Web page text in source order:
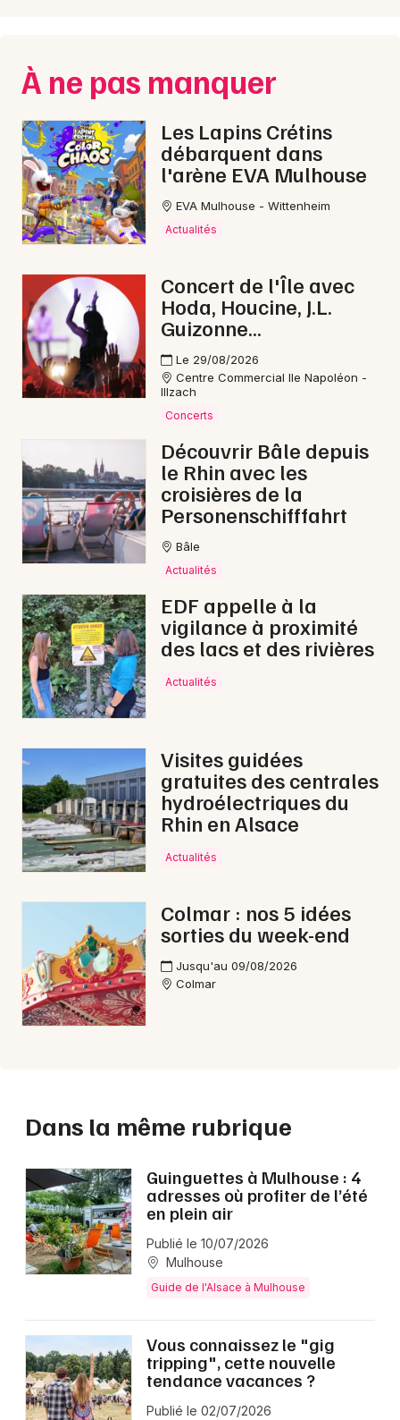
À ne pas manquer
Les Lapins Crétins
débarquent dans
l'arène EVA Mulhouse
EVA Mulhouse - Wittenheim
Actualités
Concert de l'Île avec
Hoda, Houcine, J.L.
Guizonne...
Le 29/08/2026
Centre Commercial Ile Napoléon -
Illzach
Concerts
Découvrir Bâle depuis
le Rhin avec les
croisières de la
Personenschifffahrt
Bâle
Actualités
EDF appelle à la
vigilance à proximité
des lacs et des rivières
Actualités
Visites guidées
gratuites des centrales
hydroélectriques du
Rhin en Alsace
Actualités
Colmar : nos 5 idées
sorties du week-end
Jusqu'au 09/08/2026
Colmar
Dans la même rubrique
Guinguettes à Mulhouse : 4
adresses où profiter de l’été
en plein air
Publié le 10/07/2026
Mulhouse
Guide de l'Alsace à Mulhouse
Vous connaissez le "gig
tripping", cette nouvelle
tendance vacances ?
Publié le 02/07/2026